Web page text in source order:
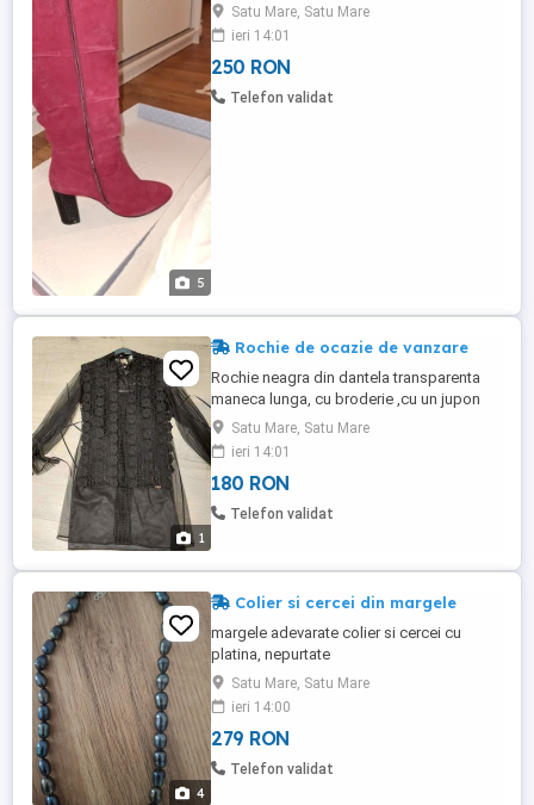
5
Satu Mare, Satu Mare
ieri 14:01
250 RON
Telefon validat
1
Rochie de ocazie de vanzare
Rochie neagra din dantela transparenta
maneca lunga, cu broderie ,cu un jupon
din saten cu bretele subrtiri separat de
rocchie sub dantela,purtata o singura data
marimea 42 44 L- pret 150 ron ESTE CU O
LUNGIME DE la cu o palma deasupra
genunchilor
Satu Mare, Satu Mare
ieri 14:01
180 RON
Telefon validat
4
Colier si cercei din margele
margele adevarate colier si cercei cu
platina, nepurtate
Satu Mare, Satu Mare
ieri 14:00
279 RON
Telefon validat